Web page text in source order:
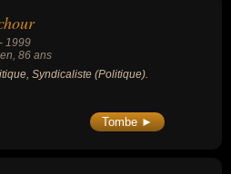
- 1999
, 86 ans
Syndicaliste (Politique).
Tombe ►